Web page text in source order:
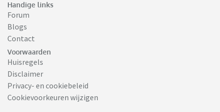
Handige links
Forum
Blogs
Contact
Voorwaarden
Huisregels
Disclaimer
Privacy- en cookiebeleid
Cookievoorkeuren wijzigen